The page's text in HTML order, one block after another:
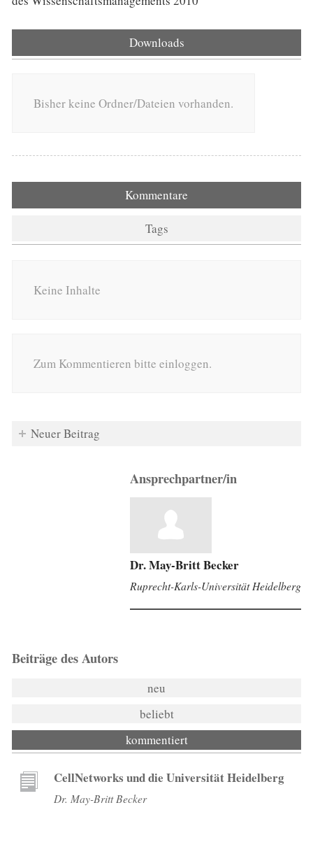
Downloads
Bisher keine Ordner/Dateien vorhanden.
Kommentare
Tags
Keine Inhalte
Zum Kommentieren bitte einloggen.
Neuer Beitrag
Ansprechpartner/in
Dr. May-Britt Becker
Ruprecht-Karls-Universität Heidelberg
Beiträge des Autors
neu
beliebt
kommentiert
CellNetworks und die Universität Heidelberg
Dr. May-Britt Becker